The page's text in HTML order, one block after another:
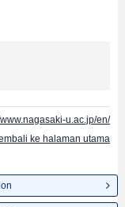
untuk jumlah
mancanegara,
u.ac.jp/en/
ke halaman utama